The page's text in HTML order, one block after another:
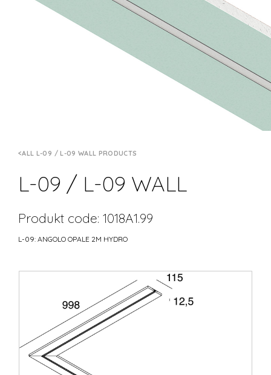
ALL L-09 / L-09 WALL PRODUCTS
L-09 / L-09 WALL
Produkt code: 1018A1.99
L-09: ANGOLO OPALE 2M HYDRO